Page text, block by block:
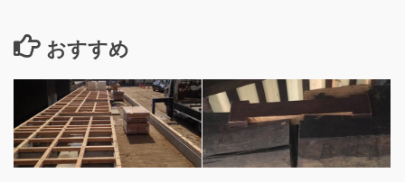
おすすめ